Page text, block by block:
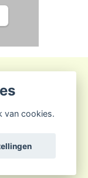
van cookies.